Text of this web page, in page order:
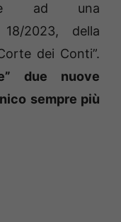
ad una
2023, della
dei Conti”.
due nuove
sempre più